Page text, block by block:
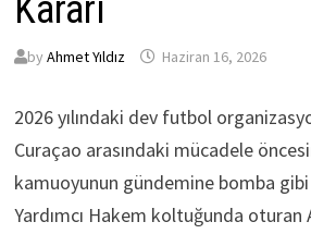
Kararı
by Ahmet Yıldız Haziran 16, 2026
2026 yılındaki dev futbol
Curaçao arasındaki mücadele
kamuoyunun gündemine bomba
Yardımcı Hakem koltuğunda oturan